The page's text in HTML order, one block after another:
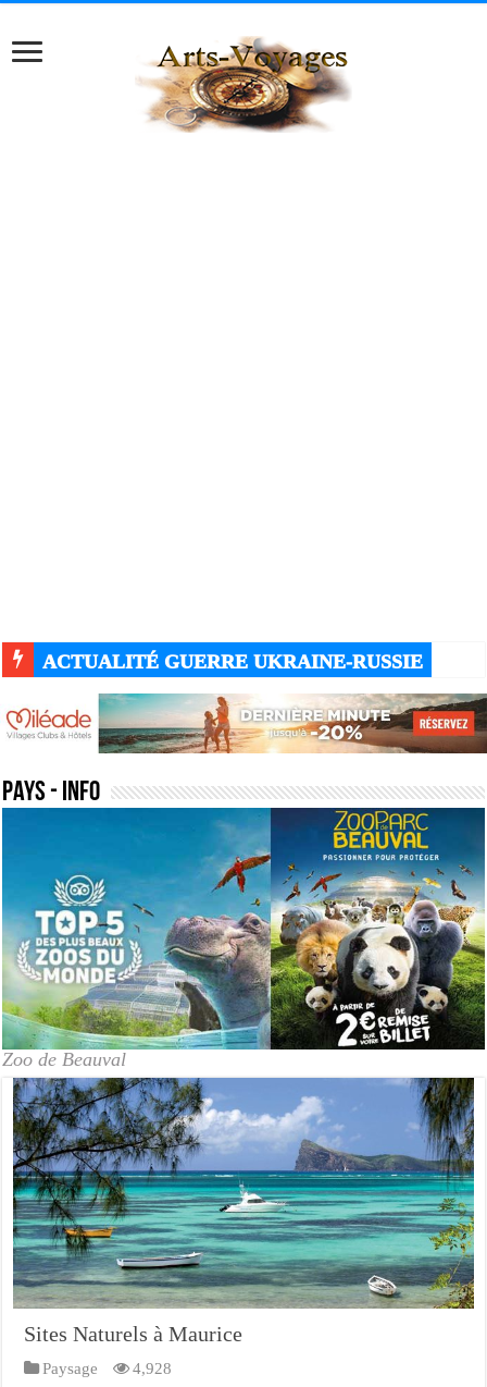
ACTUALITÉ GUERRE UKRAINE-RUSSIE
pays - Info
Zoo de Beauval
Sites Naturels à Maurice
Paysage 4,928